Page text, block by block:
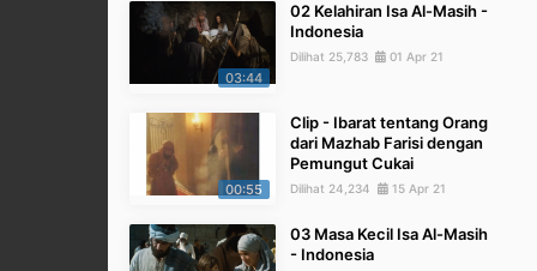
03:44
02 Kelahiran Isa Al-Masih -
Indonesia
Dilihat 25,783 01 Apr 21
00:55
Clip - Ibarat tentang Orang
dari Mazhab Farisi dengan
Pemungut Cukai
Dilihat 24,234 15 Apr 21
03 Masa Kecil Isa Al-Masih
- Indonesia